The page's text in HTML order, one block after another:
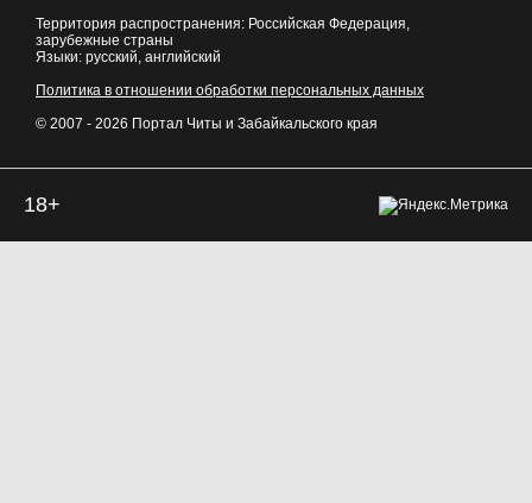
Территория распространения: Российская Федерация,
зарубежные страны
Языки: русский, английский
Политика в отношении обработки персональных данных
© 2007 - 2026 Портал Читы и Забайкальского края
18+